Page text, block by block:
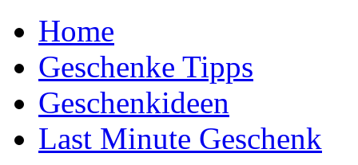
Home
Geschenke Tipps
Geschenkideen
Last Minute Geschenk